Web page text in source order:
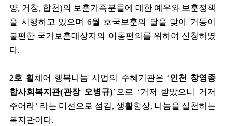
양, 거창, 합천)의 보훈가족분들에 대한 예우와 보훈정책
을 시행하고 있으며 6월 호국보훈의 달을 맞아 거동이
불편한 국가보훈대상자의 이동편의를 위하여 신청하였
다.
2호 휠체어 행복나눔 사업의 수혜기관은 ‘인천 창영종
합사회복지관(관장 오병규)’으로 ‘거저 받았으니 거저
주어라’ 라는 미션으로 섬김, 생활향상, 나눔을 실천하는
복지관이다.